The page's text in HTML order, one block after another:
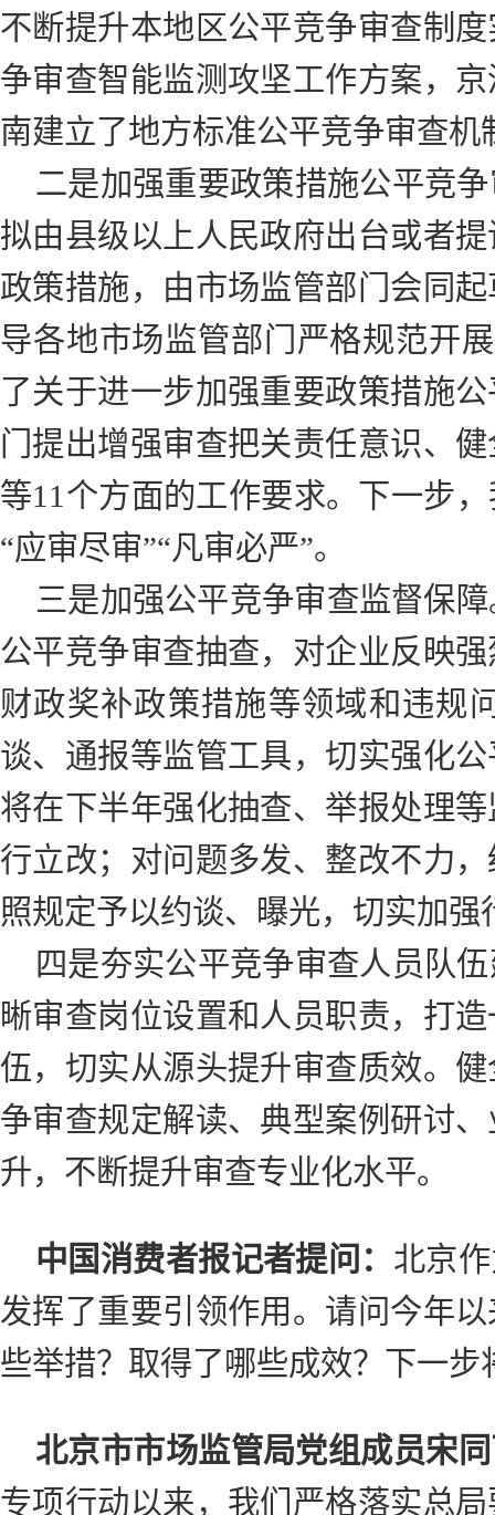
不断提升本地区公平竞争审查制
争审查智能监测攻坚工作方案，
南建立了地方标准公平竞争审查机
二是加强重要政策措施公平竞
拟由县级以上人民政府出台或者
政策措施，由市场监管部门会同
导各地市场监管部门严格规范开
了关于进一步加强重要政策措施
门提出增强审查把关责任意识、
等11个方面的工作要求。下一步
“应审尽审”“凡审必严”。
三是加强公平竞争审查监督保
公平竞争审查抽查，对企业反映
财政奖补政策措施等领域和违规
谈、通报等监管工具，切实强化
将在下半年强化抽查、举报处理
行立改；对问题多发、整改不力
照规定予以约谈、曝光，切实加强
四是夯实公平竞争审查人员队
晰审查岗位设置和人员职责，打
伍，切实从源头提升审查质效。
争审查规定解读、典型案例研讨
升，不断提升审查专业化水平。
中国消费者报记者提问： 北京
发挥了重要引领作用。请问今年
些举措？取得了哪些成效？下一
北京市市场监管局党组成员宋
专项行动以来，我们严格落实总